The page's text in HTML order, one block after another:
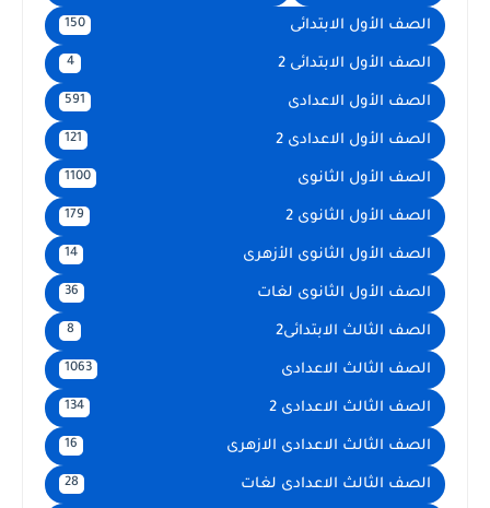
الصف الأول الابتدائى 150
الصف الأول الابتدائى 2 4
الصف الأول الاعدادى 591
الصف الأول الاعدادى 2 121
الصف الأول الثانوى 1100
الصف الأول الثانوى 2 179
الصف الأول الثانوى الأزهرى 14
الصف الأول الثانوى لغات 36
الصف الثالث الابتدائى2 8
الصف الثالث الاعدادى 1063
الصف الثالث الاعدادى 2 134
الصف الثالث الاعدادى الازهرى 16
الصف الثالث الاعدادى لغات 28